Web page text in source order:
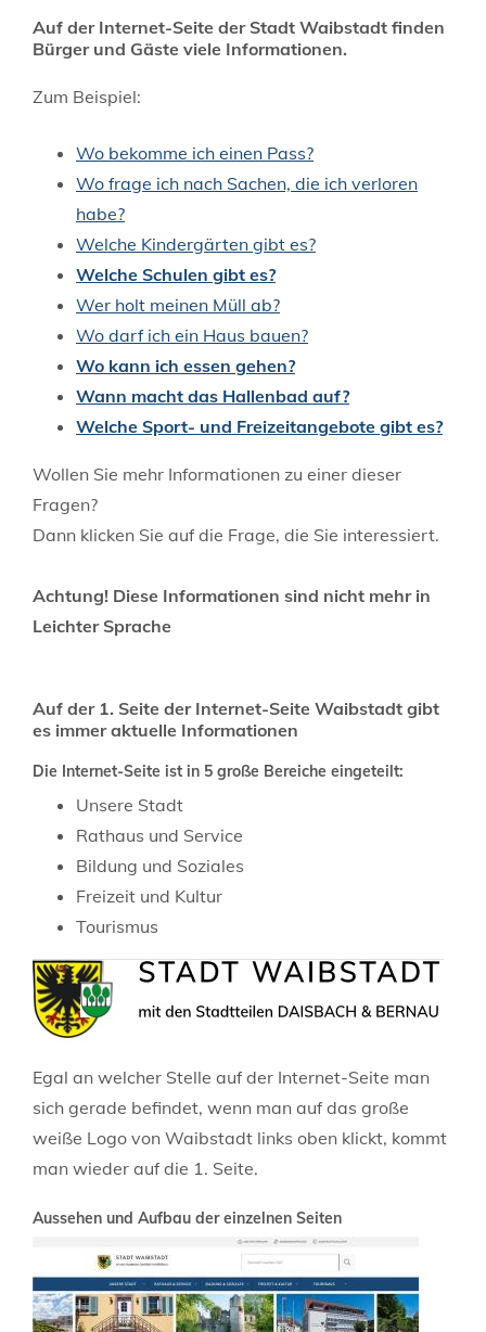
Auf der Internet-Seite der Stadt Waibstadt finden
Bürger und Gäste viele Informationen.
Zum Beispiel:
Wo bekomme ich einen Pass?
Wo frage ich nach Sachen, die ich verloren
habe?
Welche Kindergärten gibt es?
Welche Schulen gibt es?
Wer holt meinen Müll ab?
Wo darf ich ein Haus bauen?
Wo kann ich essen gehen?
Wann macht das Hallenbad auf?
Welche Sport- und Freizeitangebote gibt es?
Wollen Sie mehr Informationen zu einer dieser
Fragen?
Dann klicken Sie auf die Frage, die Sie interessiert.
Achtung! Diese Informationen sind nicht mehr in
Leichter Sprache
Auf der 1. Seite der Internet-Seite Waibstadt gibt
es immer aktuelle Informationen
Die Internet-Seite ist in 5 große Bereiche eingeteilt:
Unsere Stadt
Rathaus und Service
Bildung und Soziales
Freizeit und Kultur
Tourismus
Egal an welcher Stelle auf der Internet-Seite man
sich gerade befindet, wenn man auf das große
weiße Logo von Waibstadt links oben klickt, kommt
man wieder auf die 1. Seite.
Aussehen und Aufbau der einzelnen Seiten